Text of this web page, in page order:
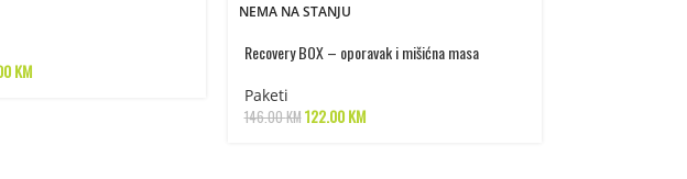
KM
NEMA NA STANJU
Recovery BOX – oporavak i mišićna masa
Paketi
146.00KM122.00KM